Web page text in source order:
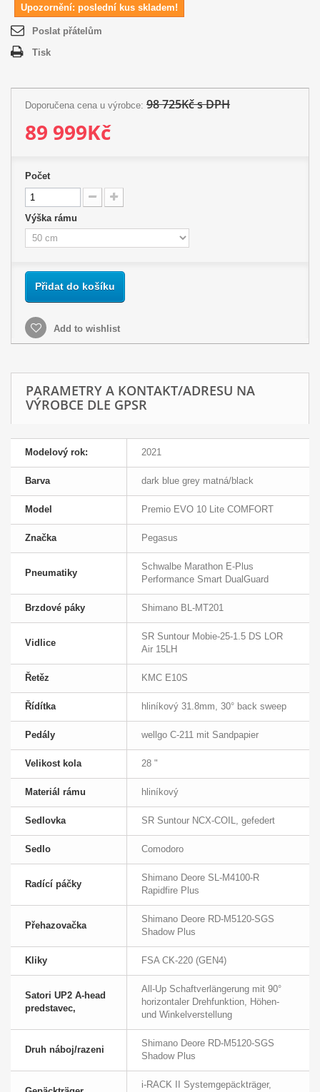
Upozornění: poslední kus skladem!
Poslat přátelům
Tisk
Doporučena cena u výrobce: 98 725Kč s DPH
89 999Kč
Počet
Výška rámu
Přidat do košíku
Add to wishlist
PARAMETRY A KONTAKT/ADRESU NA
VÝROBCE DLE GPSR
Modelový rok: 2021
Barva dark blue grey matná/black
Model Premio EVO 10 Lite COMFORT
Značka Pegasus
Pneumatiky
Schwalbe Marathon E-Plus
Performance Smart DualGuard
Brzdové páky Shimano BL-MT201
Vidlice
SR Suntour Mobie-25-1.5 DS LOR
Air 15LH
Řetěz KMC E10S
Řídítka hliníkový 31.8mm, 30° back sweep
Pedály wellgo C-211 mit Sandpapier
Velikost kola 28 "
Materiál rámu hliníkový
Sedlovka SR Suntour NCX-COIL, gefedert
Sedlo Comodoro
Radící páčky
Shimano Deore SL-M4100-R
Rapidfire Plus
Přehazovačka
Shimano Deore RD-M5120-SGS
Shadow Plus
Kliky FSA CK-220 (GEN4)
Satori UP2 A-head
predstavec,
All-Up Schaftverlängerung mit 90°
horizontaler Drehfunktion, Höhen-
und Winkelverstellung
Druh náboj/razeni
Shimano Deore RD-M5120-SGS
Shadow Plus
i-RACK II Systemgepäckträger,